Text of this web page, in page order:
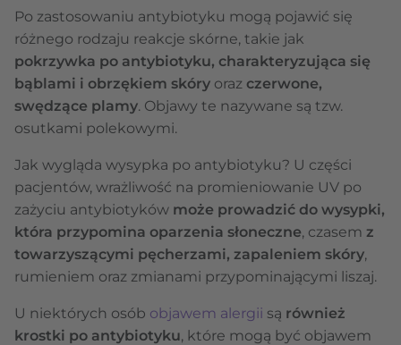
Po zastosowaniu antybiotyku mogą pojawić się
różnego rodzaju reakcje skórne, takie jak
pokrzywka po antybiotyku, charakteryzująca się
bąblami i obrzękiem skóry oraz czerwone,
swędzące plamy. Objawy te nazywane są tzw.
osutkami polekowymi.
Jak wygląda wysypka po antybiotyku? U części
pacjentów, wrażliwość na promieniowanie UV po
zażyciu antybiotyków może prowadzić do wysypki,
która przypomina oparzenia słoneczne, czasem z
towarzyszącymi pęcherzami, zapaleniem skóry,
rumieniem oraz zmianami przypominającymi liszaj.
U niektórych osób objawem alergii są również
krostki po antybiotyku, które mogą być objawem